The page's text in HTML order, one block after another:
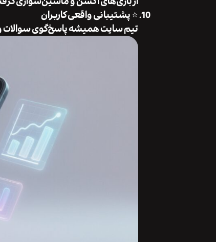
⭐پشتیبانی واقعی کاربران
تیم سایت همیشه پاسخ‌گوی سوالات